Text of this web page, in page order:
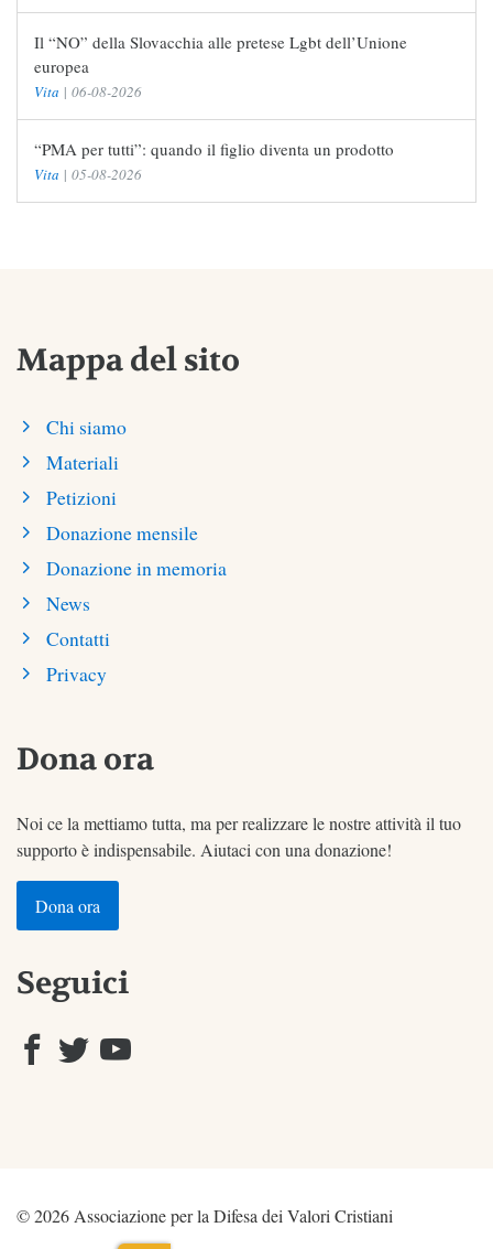
Il “NO” della Slovacchia alle pretese Lgbt dell’Unione
europea
Vita | 06-08-2026
“PMA per tutti”: quando il figlio diventa un prodotto
Vita | 05-08-2026
Mappa del sito
Chi siamo
Materiali
Petizioni
Donazione mensile
Donazione in memoria
News
Contatti
Privacy
Dona ora
Noi ce la mettiamo tutta, ma per realizzare le nostre attività il tuo
supporto è indispensabile. Aiutaci con una donazione!
Dona ora
Seguici
© 2026 Associazione per la Difesa dei Valori Cristiani